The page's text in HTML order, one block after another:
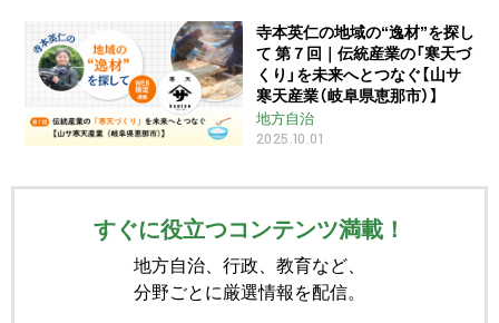
寺本英仁の地域の“逸材”を探し
て 第７回｜伝統産業の「寒天づ
くり」を未来へとつなぐ【山サ
寒天産業（岐阜県恵那市）】
地方自治
2025.10.01
すぐに役立つコンテンツ満載！
地方自治、行政、教育など、
分野ごとに厳選情報を配信。